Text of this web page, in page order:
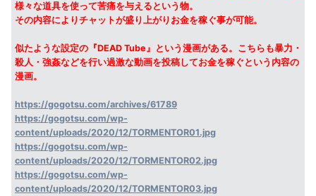
様々な道具を使って苦痛を与えるという物。
その内容によりチャットが盛り上がりお金を稼ぐ事が可能。
似たような設定の『DEAD Tube』という漫画がある。こちらも暴力・
殺人・強姦などを行い過激な動画を投稿してお金を稼ぐという内容の
漫画。
https://gogotsu.com/archives/61789
https://gogotsu.com/wp-
content/uploads/2020/12/TORMENTOR01.jpg
https://gogotsu.com/wp-
content/uploads/2020/12/TORMENTOR02.jpg
https://gogotsu.com/wp-
content/uploads/2020/12/TORMENTOR03.jpg